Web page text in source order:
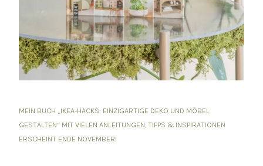
MEIN BUCH „IKEA-HACKS: EINZIGARTIGE DEKO UND MÖBEL
GESTALTEN“ MIT VIELEN ANLEITUNGEN, TIPPS & INSPIRATIONEN
ERSCHEINT ENDE NOVEMBER!